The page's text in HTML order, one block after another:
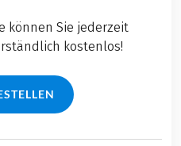
können Sie jederzeit
kostenlos!